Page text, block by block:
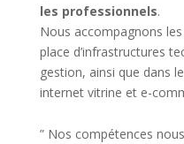
les professionnels.
Nous accompagnons
place d’infrastructures
gestion, ainsi que dans
internet vitrine et e-
” Nos compétences